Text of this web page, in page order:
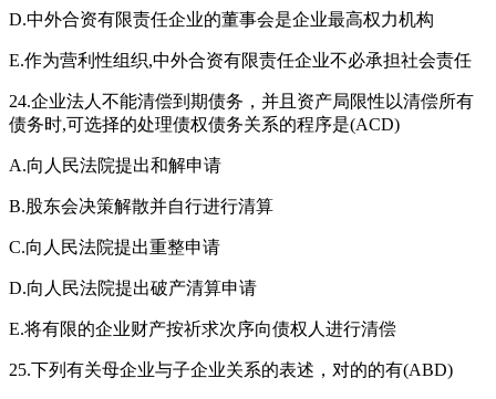
D.中外合资有限责任企业的董事会是企业最高权力机构
E.作为营利性组织,中外合资有限责任企业不必承担社会责任
24.企业法人不能清偿到期债务，并且资产局限性以清偿所有
债务时,可选择的处理债权债务关系的程序是(ACD)
A.向人民法院提出和解申请
B.股东会决策解散并自行进行清算
C.向人民法院提出重整申请
D.向人民法院提出破产清算申请
E.将有限的企业财产按祈求次序向债权人进行清偿
25.下列有关母企业与子企业关系的表述，对的的有(ABD)